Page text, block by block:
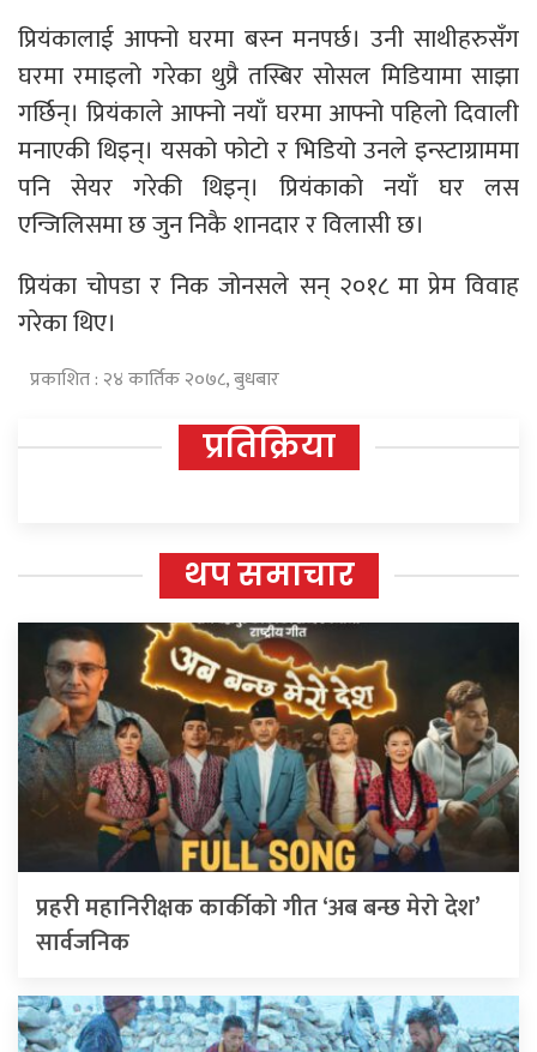
प्रियंकालाई आफ्नो घरमा बस्न मनपर्छ। उनी साथीहरुसँग
घरमा रमाइलो गरेका थुप्रै तस्बिर सोसल मिडियामा साझा
गर्छिन्। प्रियंकाले आफ्नो नयाँ घरमा आफ्नो पहिलो दिवाली
मनाएकी थिइन्। यसको फोटो र भिडियो उनले इन्स्टाग्राममा
पनि सेयर गरेकी थिइन्। प्रियंकाको नयाँ घर लस
एन्जिलिसमा छ जुन निकै शानदार र विलासी छ।
प्रियंका चोपडा र निक जोनसले सन् २०१८ मा प्रेम विवाह
गरेका थिए।
प्रकाशित : २४ कार्तिक २०७८, बुधबार
प्रतिक्रिया
थप समाचार
प्रहरी महानिरीक्षक कार्कीको गीत ‘अब बन्छ मेरो देश’
सार्वजनिक